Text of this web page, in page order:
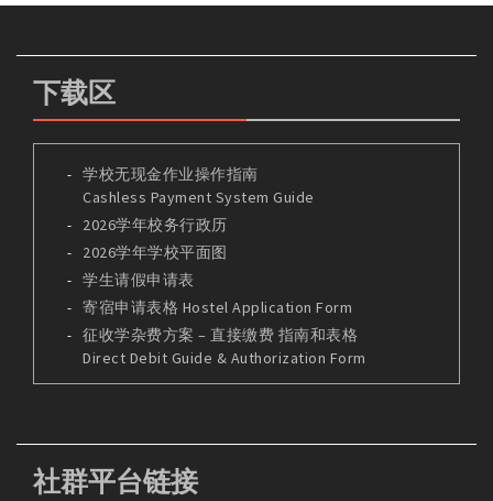
下载区
学校无现金作业操作指南
Cashless Payment System Guide
2026学年校务行政历
2026学年学校平面图
学生请假申请表
寄宿申请表格 Hostel Application Form
征收学杂费方案 – 直接缴费 指南和表格
Direct Debit Guide & Authorization Form
社群平台链接